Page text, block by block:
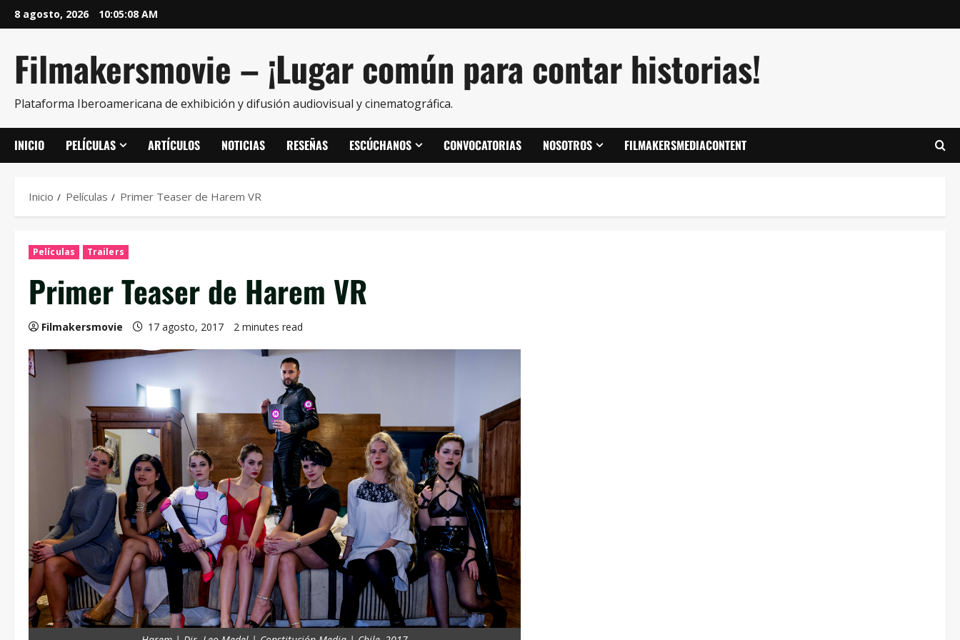
8 agosto, 2026 10:05:09 AM
Filmakersmovie – ¡Lugar común para contar historias!
Plataforma Iberoamericana de exhibición y difusión audiovisual y cinematográfica.
INICIO PELÍCULAS ARTÍCULOS NOTICIAS RESEÑAS ESCÚCHANOS CONVOCATORIAS NOSOTROS FILMAKERSMEDIACONTENT
Inicio Películas Primer Teaser de Harem VR
Películas Trailers
Primer Teaser de Harem VR
Filmakersmovie 17 agosto, 2017 2 minutes read